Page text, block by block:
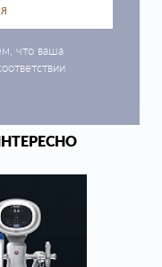
что ваша